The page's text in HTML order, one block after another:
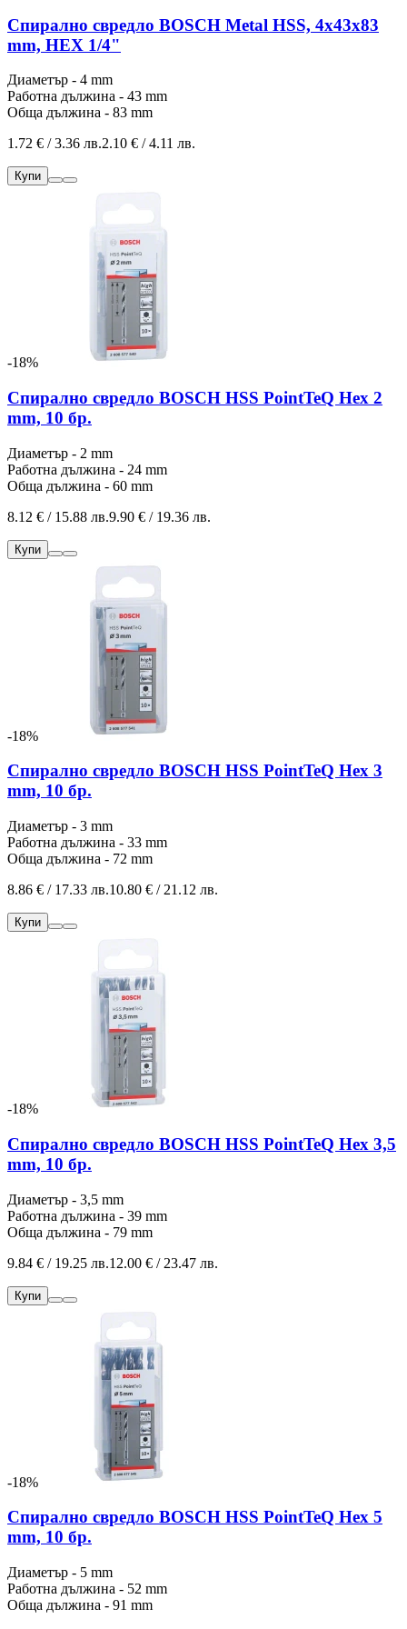
Спирално свредло BOSCH Metal HSS, 4x43x83
mm, HEX 1/4"
Диаметър - 4 mm
Работна дължина - 43 mm
Обща дължина - 83 mm
1.72 € / 3.36 лв.2.10 € / 4.11 лв.
Купи
-18%
Спирално свредло BOSCH HSS PointTeQ Hex 2
mm, 10 бр.
Диаметър - 2 mm
Работна дължина - 24 mm
Обща дължина - 60 mm
8.12 € / 15.88 лв.9.90 € / 19.36 лв.
Купи
-18%
Спирално свредло BOSCH HSS PointTeQ Hex 3
mm, 10 бр.
Диаметър - 3 mm
Работна дължина - 33 mm
Обща дължина - 72 mm
8.86 € / 17.33 лв.10.80 € / 21.12 лв.
Купи
-18%
Спирално свредло BOSCH HSS PointTeQ Hex 3,5
mm, 10 бр.
Диаметър - 3,5 mm
Работна дължина - 39 mm
Обща дължина - 79 mm
9.84 € / 19.25 лв.12.00 € / 23.47 лв.
Купи
-18%
Спирално свредло BOSCH HSS PointTeQ Hex 5
mm, 10 бр.
Диаметър - 5 mm
Работна дължина - 52 mm
Обща дължина - 91 mm